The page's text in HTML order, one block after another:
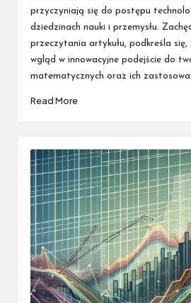
przyczyniają się do postępu
dziedzinach nauki i przemysłu.
przeczytania artykułu, podkreśla się,
wgląd w innowacyjne podejście do
matematycznych oraz ich
Read More